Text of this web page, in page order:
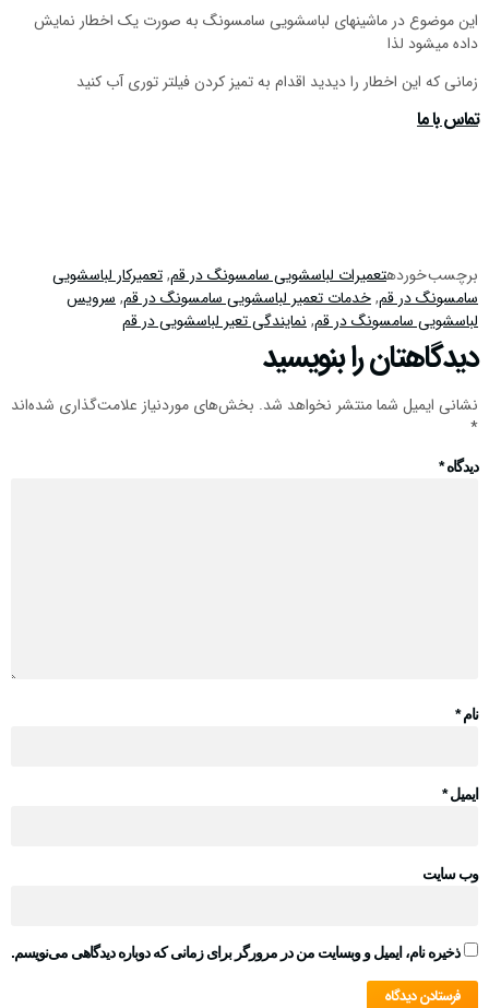
این موضوع در ماشینهای لباسشویی سامسونگ به صورت یک اخطار نمایش
داده میشود لذا
زمانی که این اخطار را دیدید اقدام به تمیز کردن فیلتر توری آب کنید
تماس با ما
برچسب خوردهتعمیرات لباسشویی سامسونگ در قم,تعمیرکار لباسشویی
سامسونگ در قم,خدمات تعمیر لباسشویی سامسونگ در قم,سرویس
لباسشویی سامسونگ در قم,نمایندگی تعیر لباسشویی در قم
دیدگاهتان را بنویسید
نشانی ایمیل شما منتشر نخواهد شد. بخش‌های موردنیاز علامت‌گذاری شده‌اند
*
دیدگاه*
نام*
ایمیل*
وب‌ سایت
ذخیره نام، ایمیل و وبسایت من در مرورگر برای زمانی که دوباره دیدگاهی می‌نویسم.